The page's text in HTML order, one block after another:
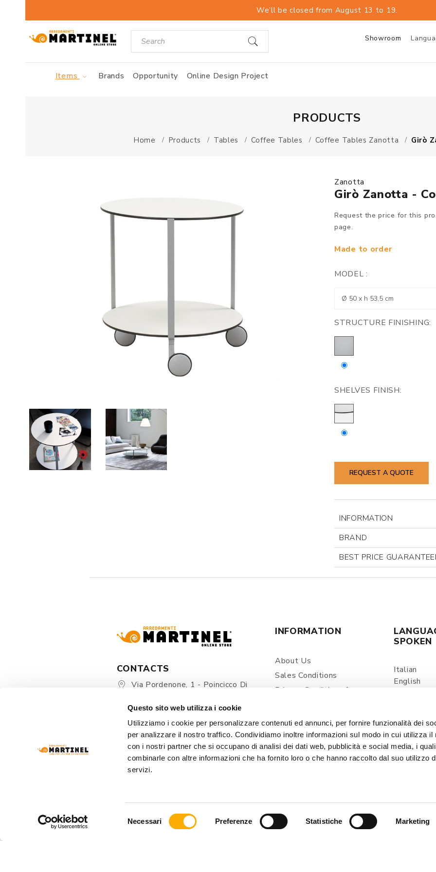
Questo sito web utilizza i cookie
Utilizziamo i cookie per personalizzare contenuti ed annunci, per fornire funzionalità dei
per analizzare il nostro traffico. Condividiamo inoltre informazioni sul modo in cui utilizza il
con i nostri partner che si occupano di analisi dei dati web, pubblicità e social media, i
combinarle con altre informazioni che ha fornito loro o che hanno raccolto dal suo utilizzo
servizi.
Necessari Preferenze Statistiche Marketing
We’ll be closed from August 13 to 19.
Showroom
Items Brands Opportunity Online Design Project
PRODUCTS
Home Products Tables Coffee Tables Coffee Tables Zanotta Girò
Zanotta
Girò Zanotta -
Request the price for this
page.
Made to order
MODEL :
STRUCTURE FINISHING:
SHELVES FINISH:
REQUEST A QUOTE
INFORMATION
BRAND
BEST PRICE
CONTACTS
Via Pordenone, 1 - Poincicco Di
+39 0434 623137
+39 376/2399891
INFORMATION
About Us
Sales Conditions
Privacy Conditions &
Shipping And Delivery
Prices And Payments
Contacts
SPOKEN
Italian
English